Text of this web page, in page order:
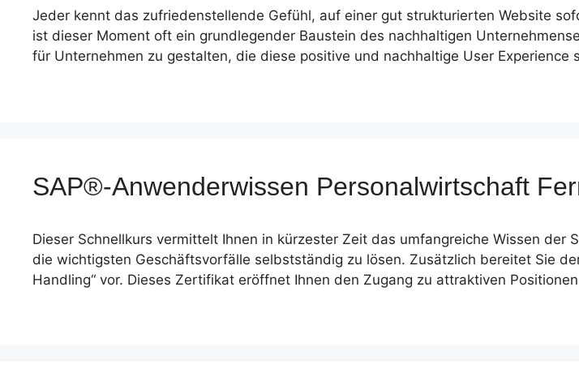
Jeder kennt das zufriedenstellende Gefühl, auf einer gut strukturierten Website
ist dieser Moment oft ein grundlegender Baustein des nachhaltigen
für Unternehmen zu gestalten, die diese positive und nachhaltige User Experience
SAP®-Anwenderwissen Personalwirtschaft
Dieser Schnellkurs vermittelt Ihnen in kürzester Zeit das umfangreiche Wissen
die wichtigsten Geschäftsvorfälle selbstständig zu lösen. Zusätzlich bereitet Sie
Handling“ vor. Dieses Zertifikat eröffnet Ihnen den Zugang zu attraktiven